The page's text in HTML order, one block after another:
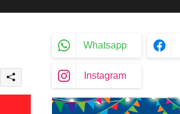
Whatsapp
Instagram